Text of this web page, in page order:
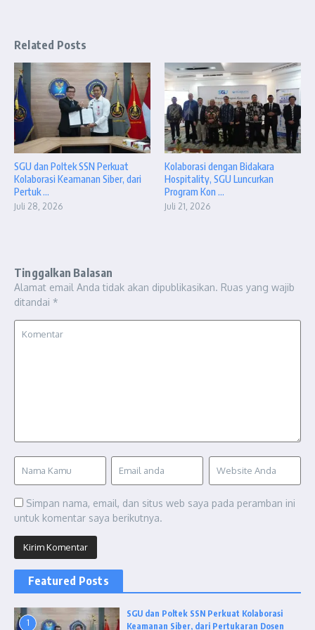
Related Posts
SGU dan Poltek SSN Perkuat
Kolaborasi Keamanan Siber, dari
Pertuk ...
Juli 28, 2026
Kolaborasi dengan Bidakara
Hospitality, SGU Luncurkan
Program Kon ...
Juli 21, 2026
Tinggalkan Balasan
Alamat email Anda tidak akan dipublikasikan. Ruas yang wajib
ditandai *
Simpan nama, email, dan situs web saya pada peramban ini
untuk komentar saya berikutnya.
Featured Posts
1
SGU dan Poltek SSN Perkuat Kolaborasi
Keamanan Siber, dari Pertukaran Dosen